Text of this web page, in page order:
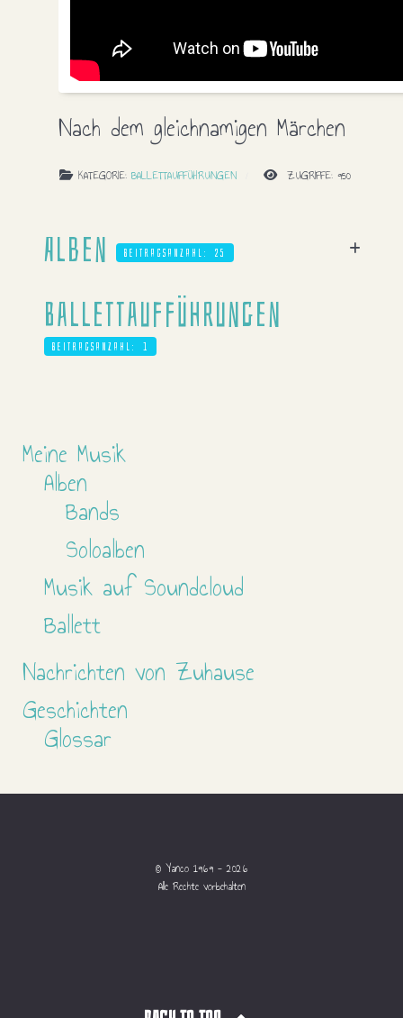
Nach dem gleichnamigen Märchen
KATEGORIE: BALLETTAUFFÜHRUNGEN ZUGRIFFE: 950
Alben Beitragsanzahl: 25
Ballettaufführungen
Beitragsanzahl: 1
Meine Musik
Alben
Bands
Soloalben
Musik auf Soundcloud
Ballett
Nachrichten von Zuhause
Geschichten
Glossar
© Yanco 1969 - 2026
Alle Rechte vorbehalten